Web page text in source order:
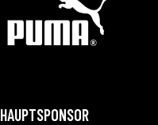
HAUPTSPONSOR